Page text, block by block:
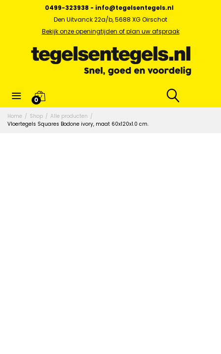
0499-323938 - info@tegelsentegels.nl
Den Uitvanck 22a/b, 5688 XG Oirschot
Bekijk onze openingtijden of plan uw afspraak
0
Home / Shop / Alle producten /
Vloertegels Squares Bodone ivory, maat 60x120x1.0 cm.